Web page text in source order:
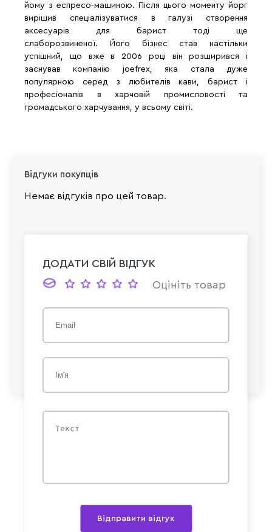
йому з еспресо-машиною. Після цього моменту йорг
вирішив спеціалізуватися в галузі створення
аксесуарів для барист тоді ще
слаборозвиненої. Його бізнес став настільки
успішний, що вже в 2006 році він розширився і
заснував компанію joefrex, яка стала дуже
популярною серед з любителів кави, барист і
професіоналів в харчовій промисловості та
громадського харчування, у всьому світі.
Відгуки покупців
Немає відгуків про цей товар.
ДОДАТИ СВІЙ ВІДГУК
Оцініть товар
Відправити відгук